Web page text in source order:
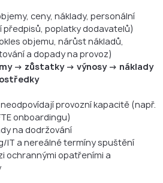
ceny, náklady, personální
předpisů, poplatky dodavatelů)
objemu, nárůst nákladů,
a dopady na provoz)
→ zůstatky → výnosy → náklady
provozní kapacitě (např.
onboardingu)
na dodržování
IT a nereálné termíny spuštění
ochrannými opatřeními a